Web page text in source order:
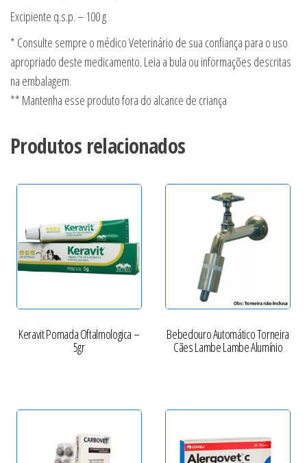
Excipiente q.s.p. – 100 g
* Consulte sempre o médico Veterinário de sua confiança para o uso
apropriado deste medicamento. Leia a bula ou informações descritas
na embalagem.
** Mantenha esse produto fora do alcance de criança
Produtos relacionados
Keravit Pomada Oftalmologica –
5gr
Bebedouro Automático Torneira
Cães Lambe Lambe Alumínio